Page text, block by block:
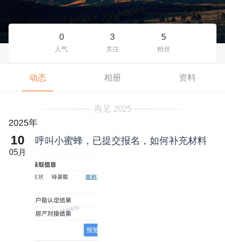
0
人气
3
关注
5
粉丝
动态 相册 资料
再见 2025
2025年
10
05月
呼叫小蜜蜂，已提交报名，如何补充材料